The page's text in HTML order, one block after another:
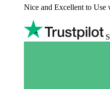
Nice and Excellent to Use